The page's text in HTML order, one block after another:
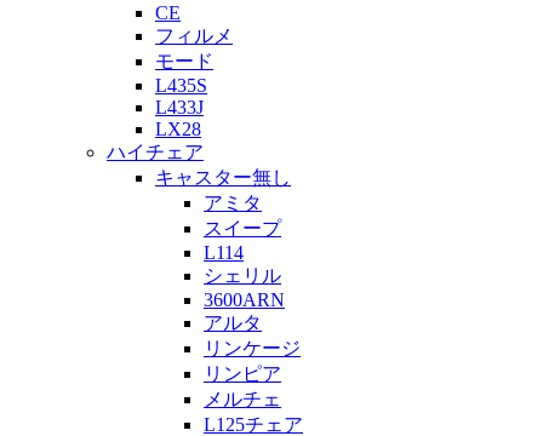
CE
フィルメ
モード
L435S
L433J
LX28
ハイチェア
キャスター無し
アミタ
スイープ
L114
シェリル
3600ARN
アルタ
リンケージ
リンピア
メルチェ
L125チェア